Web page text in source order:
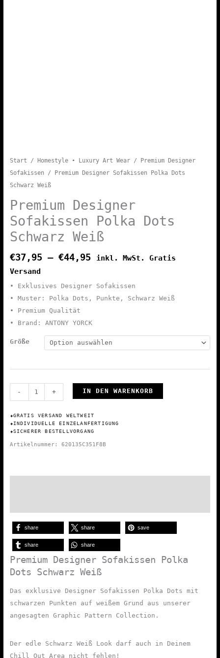
Start / Homestyle • Luxury Art Wear/ Premium Designer
Sofakissen / Premium Designer Sofakissen Polka Dots
Schwarz Weiß
Premium Designer
Sofakissen Polka Dots
Schwarz Weiß
€37,95– €44,95
inkl. MwSt. Gratis
Versand
• Exklusives Designer Sofakissen
• Muster: Polka Dots, Punkte, Schwarz Weiß
• Premium Qualität
• Brand: ANTONY YORCK
Größe
-
Premium
Designer
Sofakissen
Polka
Menge
+ IN DEN WARENKORB
✦GRATIS VERSAND WELTWEIT
✦INDIVIDUELLE EINZELANFERTIGUNG
✦SICHERER BESTELLVORGANG
Artikelnummer: 620135C351F8B
share share save
share share
Premium Designer Sofakissen Polka
Dots Schwarz Weiß
Das exklusive Designer Sofakissen Polka Dots mit
schwarzen Punkten auf weißem Grund aus unserer
angesagten Graphic Pattern Collection.
Der edle Schwarz Weiß Look darf auch in Deinem
Chill Out Area nicht fehlen!